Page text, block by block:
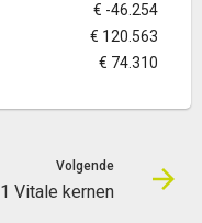
€ -46.254
€ 120.563
€ 74.310
Volgende
1 Vitale kernen